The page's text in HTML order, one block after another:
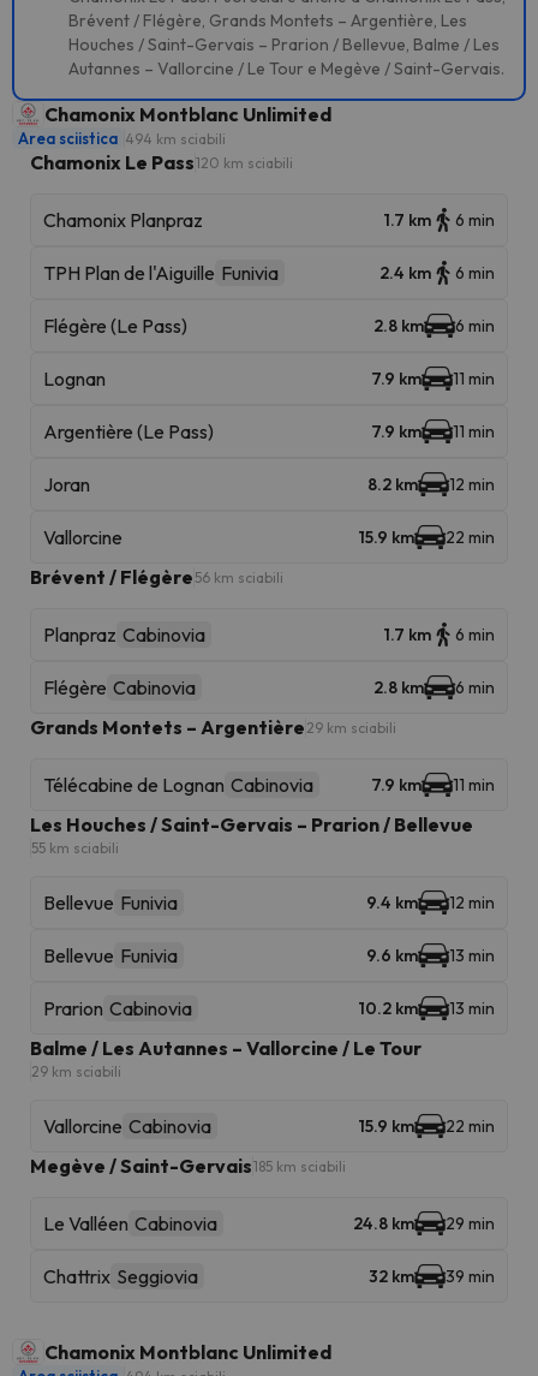
Brévent / Flégère, Grands Montets – Argentière, Les
Houches / Saint-Gervais – Prarion / Bellevue, Balme / Les
Autannes – Vallorcine / Le Tour e Megève / Saint-Gervais.
Chamonix Montblanc Unlimited
Area sciistica 494 km sciabili
Chamonix Le Pass120 km sciabili
Chamonix Planpraz 1.7 km 6 min
TPH Plan de l'Aiguille Funivia 2.4 km 6 min
Flégère (Le Pass) 2.8 km 6 min
Lognan 7.9 km 11 min
Argentière (Le Pass) 7.9 km 11 min
Joran 8.2 km 12 min
Vallorcine 15.9 km 22 min
Brévent / Flégère 56 km sciabili
Planpraz Cabinovia 1.7 km 6 min
Flégère Cabinovia 2.8 km 6 min
Grands Montets – Argentière 29 km sciabili
Télécabine de Lognan Cabinovia 7.9 km 11 min
Les Houches / Saint-Gervais – Prarion / Bellevue
55 km sciabili
Bellevue Funivia 9.4 km 12 min
Bellevue Funivia 9.6 km 13 min
Prarion Cabinovia 10.2 km 13 min
Balme / Les Autannes – Vallorcine / Le Tour
29 km sciabili
Vallorcine Cabinovia 15.9 km 22 min
Megève / Saint-Gervais185 km sciabili
Le Valléen Cabinovia 24.8 km 29 min
Chattrix Seggiovia 32 km 39 min
Chamonix Montblanc Unlimited